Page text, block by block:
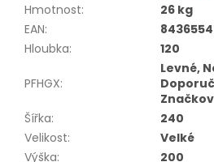
Hmotnost:
26 kg
EAN:
Hloubka: 120
PFHGX:
Levné,
Šířka:
240
Velikost:
Velké
Výška:
200